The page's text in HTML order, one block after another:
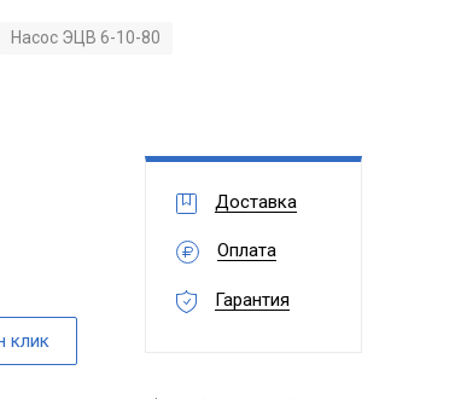
Насос ЭЦВ 6-10-80
Доставка
Оплата
Гарантия